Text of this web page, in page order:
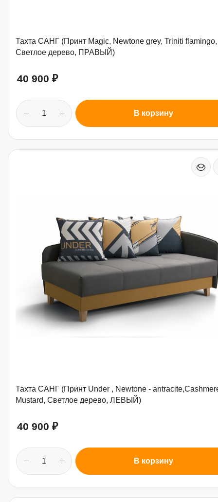
Тахта САНГ (Принт Magic, Newtone grey, Triniti flamingo,
Светлое дерево, ПРАВЫЙ)
40 900 ₽
В корзину
Тахта САНГ (Принт Under , Newtone -
Mustard, Светлое дерево, ЛЕВЫЙ)
40 900 ₽
В корзину